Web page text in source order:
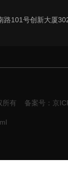
所有 备案号：京